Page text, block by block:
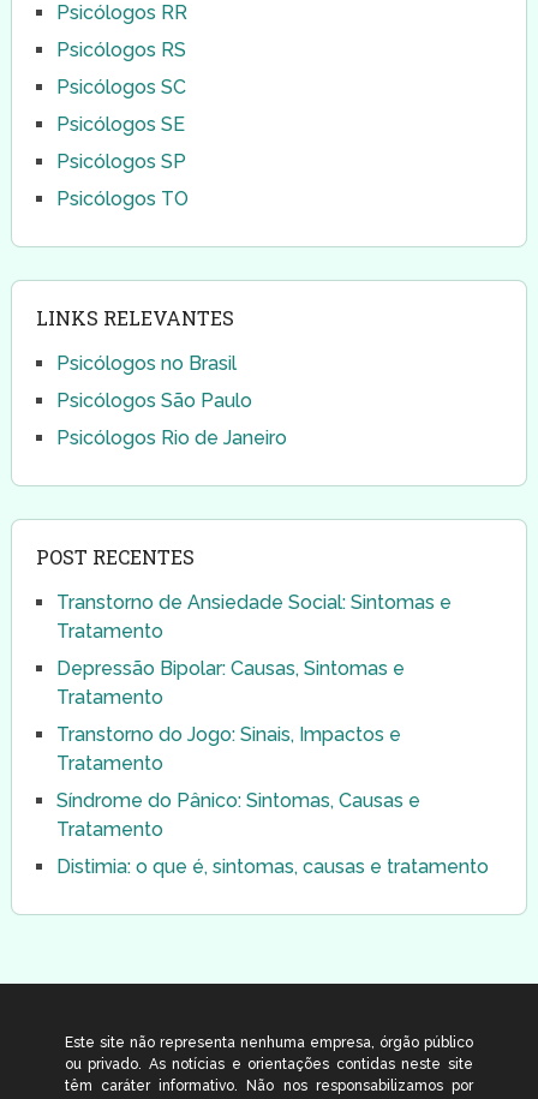
Psicólogos RR
Psicólogos RS
Psicólogos SC
Psicólogos SE
Psicólogos SP
Psicólogos TO
LINKS RELEVANTES
Psicólogos no Brasil
Psicólogos São Paulo
Psicólogos Rio de Janeiro
POST RECENTES
Transtorno de Ansiedade Social: Sintomas e
Tratamento
Depressão Bipolar: Causas, Sintomas e
Tratamento
Transtorno do Jogo: Sinais, Impactos e
Tratamento
Síndrome do Pânico: Sintomas, Causas e
Tratamento
Distimia: o que é, sintomas, causas e tratamento
Este site não representa nenhuma empresa, órgão público
ou privado. As notícias e orientações contidas neste site
têm caráter informativo. Não nos responsabilizamos por